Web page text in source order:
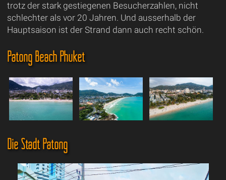
trotz der stark gestiegenen Besucherzahlen, nicht
schlechter als vor 20 Jahren. Und ausserhalb der
Hauptsaison ist der Strand dann auch recht schön.
Patong Beach Phuket
Die Stadt Patong